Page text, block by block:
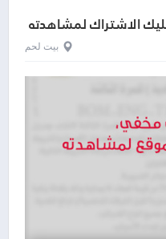
الاشتراك لمشاهدته
بيت لحم